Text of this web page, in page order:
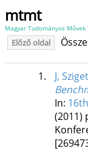
mtmt
Magyar Tudományos Művek
Előző oldal
1. J,
In:
(2011)